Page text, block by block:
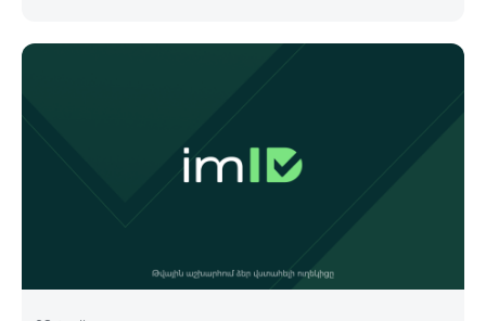
ՀԱԹ 09:00-20:00 09:00-17:00 Երևան Ազատություն
09:00-19:00 09:00-17:00 Երևան Կոմիտաս 1 09:00-